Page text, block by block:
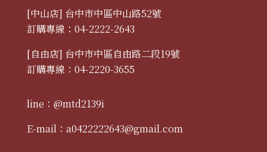
[中山店] 台中市中區中山路52號
訂購專線：04-2222-2643
[自由店] 台中市中區自由路二段19號
訂購專線：04-2220-3655
line：@mtd2139i
E-mail：a0422222643@gmail.com